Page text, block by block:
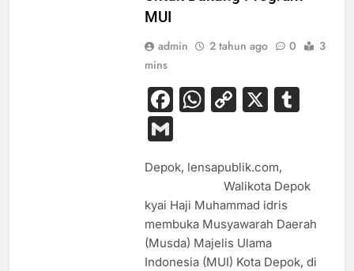
MUI
admin 2 tahun ago 0
3
mins
Facebook
WhatsApp
Copy
X
Gmail
Depok, lensapublik.com,
Walikota Depok
kyai Haji Muhammad idris
membuka Musyawarah Daerah
(Musda) Majelis Ulama
Indonesia (MUI) Kota Depok, di